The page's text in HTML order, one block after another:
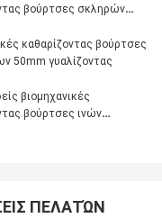
βούρτσες σκληρών
καθαρίζοντας βούρτσες
50mm γυαλίζοντας
βιομηχανικές
βούρτσες ινών
ΠΕΛΑΤΏΝ